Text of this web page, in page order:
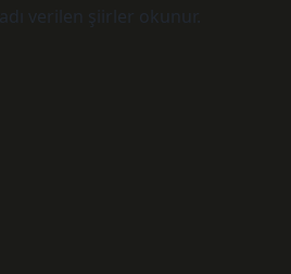
verilen şiirler okunur.